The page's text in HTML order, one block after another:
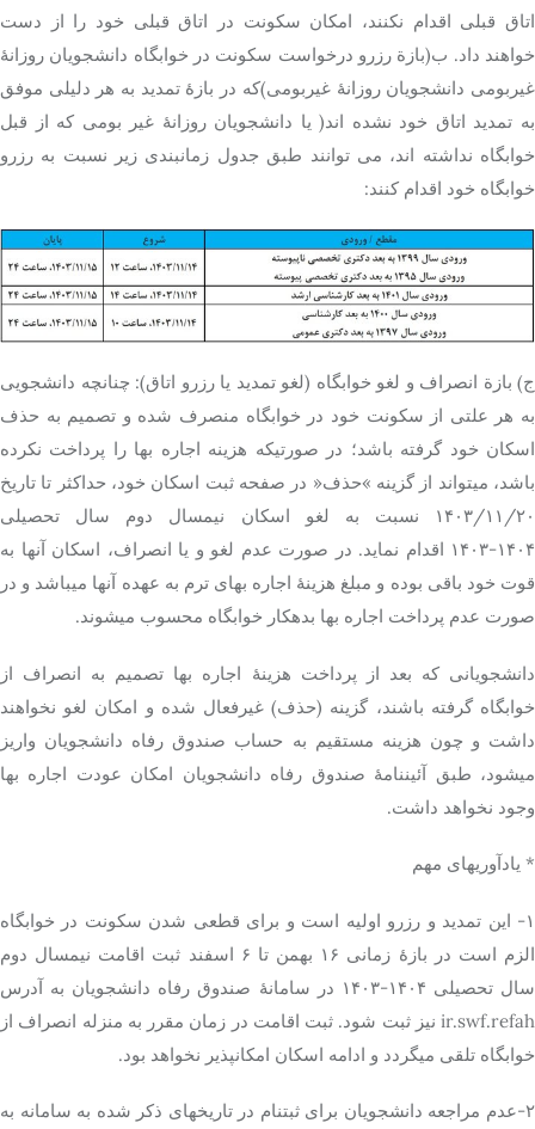
اتاق قبلی اقدام نکنند، امکان سکونت در اتاق قبلی خود را از دست
خواهند داد. ب(بازة رزرو درخواست سکونت در خوابگاه دانشجویان روزانۀ
غیربومی دانشجویان روزانۀ غیربومی)که در بازۀ تمدید به هر دلیلی موفق
به تمدید اتاق خود نشده اند( یا دانشجویان روزانۀ غیر بومی که از قبل
خوابگاه نداشته اند، می توانند طبق جدول زمانبندی زیر نسبت به رزرو
خوابگاه خود اقدام کنند:
ج) بازة انصراف و لغو خوابگاه (لغو تمدید یا رزرو اتاق): چنانچه دانشجویی
به هر علتی از سکونت خود در خوابگاه منصرف شده و تصمیم به حذف
اسکان خود گرفته باشد؛ در صورتیکه هزینه اجاره بها را پرداخت نکرده
باشد، میتواند از گزینه »حذف« در صفحه ثبت اسکان خود، حداکثر تا تاریخ
۱۴۰۳/۱۱/۲۰ نسبت به لغو اسکان نیمسال دوم سال تحصیلی
۱۴۰۴-۱۴۰۳ اقدام نماید. در صورت عدم لغو و یا انصراف، اسکان آنها به
قوت خود باقی بوده و مبلغ هزینۀ اجاره بهای ترم به عهده آنها میباشد و در
صورت عدم پرداخت اجاره بها بدهکار خوابگاه محسوب میشوند.
دانشجویانی که بعد از پرداخت هزینۀ اجاره بها تصمیم به انصراف از
خوابگاه گرفته باشند، گزینه (حذف) غیرفعال شده و امکان لغو نخواهند
داشت و چون هزینه مستقیم به حساب صندوق رفاه دانشجویان واریز
میشود، طبق آئیننامۀ صندوق رفاه دانشجویان امکان عودت اجاره بها
وجود نخواهد داشت.
* یادآوریهای مهم
۱- این تمدید و رزرو اولیه است و برای قطعی شدن سکونت در خوابگاه
الزم است در بازۀ زمانی ۱۶ بهمن تا ۶ اسفند ثبت اقامت نیمسال دوم
سال تحصیلی ۱۴۰۴-۱۴۰۳ در سامانۀ صندوق رفاه دانشجویان به آدرس
ir.swf.refah نیز ثبت شود. ثبت اقامت در زمان مقرر به منزله انصراف از
خوابگاه تلقی میگردد و ادامه اسکان امکانپذیر نخواهد بود.
۲-عدم مراجعه دانشجویان برای ثبتنام در تاریخهای ذکر شده به سامانه به